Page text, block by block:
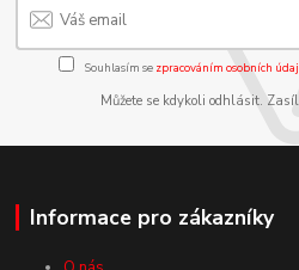
Souhlasím se zpracováním osobních
Můžete se kdykoli odhlásit.
Informace pro zákazníky